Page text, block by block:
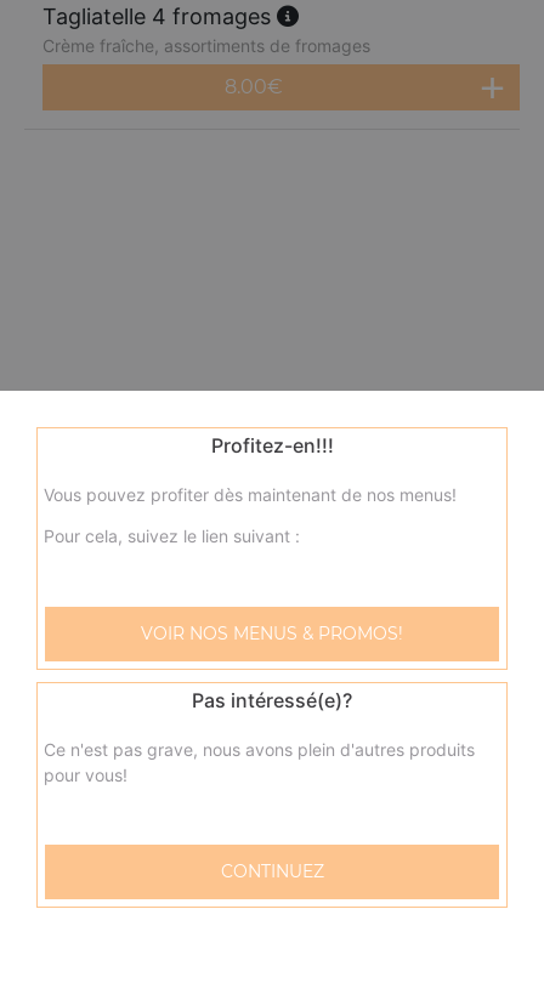
Tagliatelle 4 fromages
Crème fraîche, assortiments de fromages
8.00€
Profitez-en!!!
Vous pouvez profiter dès maintenant de nos menus!
Pour cela, suivez le lien suivant :
VOIR NOS MENUS & PROMOS!
Pas intéressé(e)?
Ce n'est pas grave, nous avons plein d'autres produits
pour vous!
CONTINUEZ